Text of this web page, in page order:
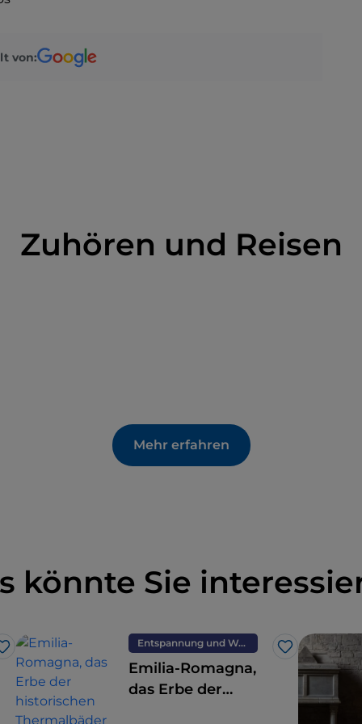
von:
Zuhören und Reisen
Mehr erfahren
könnte Sie
Like
Entspannung und Wellness
Like
Emilia-Romagna,
das Erbe der